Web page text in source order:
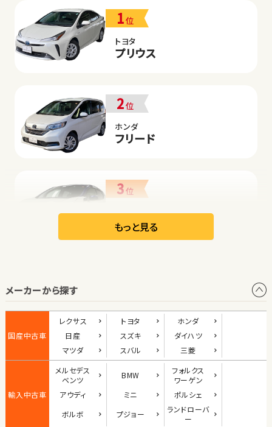
1位
トヨタ
プリウス
2位
ホンダ
フリード
3位
日産
リーフ
1位
ダイハツ
コペン
2
ロードスター
もっと見る
メーカーから探す
国産中古車
レクサス トヨタ
ホンダ
日産
スズキ
ダイハツ
マツダ
スバル 三菱
輸入中古車
メルセデス
ベンツ
BMW
フォルクス
ワーゲン
アウディ
ミニ
ポルシェ
ボルボ
プジョー ランドローバ
ー